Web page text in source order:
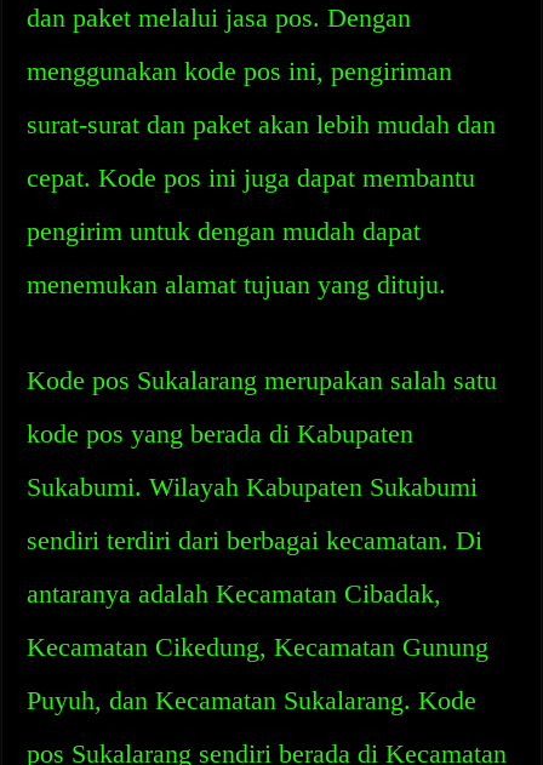
dan paket melalui jasa pos. Dengan
menggunakan kode pos ini, pengiriman
surat-surat dan paket akan lebih mudah dan
cepat. Kode pos ini juga dapat membantu
pengirim untuk dengan mudah dapat
menemukan alamat tujuan yang dituju.
Kode pos Sukalarang merupakan salah satu
kode pos yang berada di Kabupaten
Sukabumi. Wilayah Kabupaten Sukabumi
sendiri terdiri dari berbagai kecamatan. Di
antaranya adalah Kecamatan Cibadak,
Kecamatan Cikedung, Kecamatan Gunung
Puyuh, dan Kecamatan Sukalarang. Kode
pos Sukalarang sendiri berada di Kecamatan